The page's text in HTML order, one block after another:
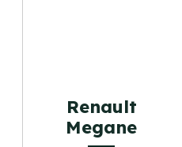
Renault
Megane